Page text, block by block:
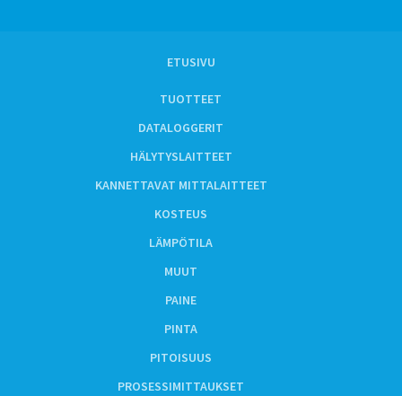
ETUSIVU
TUOTTEET
DATALOGGERIT
HÄLYTYSLAITTEET
KANNETTAVAT MITTALAITTEET
KOSTEUS
LÄMPÖTILA
MUUT
PAINE
PINTA
PITOISUUS
PROSESSIMITTAUKSET